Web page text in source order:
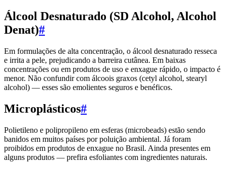
Álcool Desnaturado (SD Alcohol, Alcohol
Denat)#
Em formulações de alta concentração, o álcool desnaturado resseca
e irrita a pele, prejudicando a barreira cutânea. Em baixas
concentrações ou em produtos de uso e enxague rápido, o impacto é
menor. Não confundir com álcoois graxos (cetyl alcohol, stearyl
alcohol) — esses são emolientes seguros e benéficos.
Microplásticos#
Polietileno e polipropileno em esferas (microbeads) estão sendo
banidos em muitos países por poluição ambiental. Já foram
proibidos em produtos de enxague no Brasil. Ainda presentes em
alguns produtos — prefira esfoliantes com ingredientes naturais.